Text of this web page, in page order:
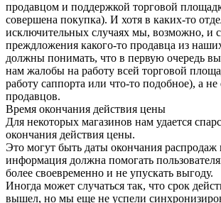
продавцом и поддержкой торговой
совершена покупка). И хотя в каких-то
исключительных случаях мы, возможно, и
преждложения какого-то продавца из
должны понимать, что в первую очередь
нам жалобы на работу всей торговой
работу саппорта или что-то подобное), а
продавцов.
Время окончания действия цены
Для некоторых магазинов нам удается
окончания действия цены.
Это могут быть даты окончания
информация должна помогать
более своевременно и не упускать выгоду.
Иногда может случаться так, что срок
вышел, но мы еще не успели